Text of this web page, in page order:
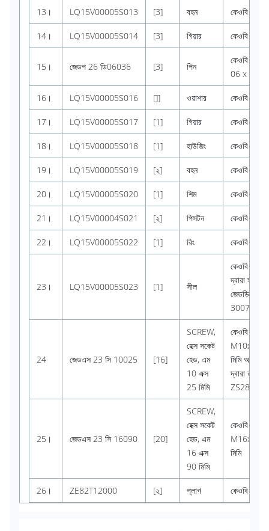
13। LQ15V00005S013 [3] বহন কেওবি
14। LQ15V00005S014 [3] গিয়ার কেওবি
15। জেডপ 26 ডি06036 [3] পিন
কেওবি
06 x 36
16। LQ15V00005S016 []] ওয়াশার কেওবি
17। LQ15V00005S017 [1] গিয়ার কেওবি
18। LQ15V00005S018 [1] হাউজিং কেওবি
19। LQ15V00005S019 [২] বহন কেওবি
20। LQ15V00005S020 [1] শিম কেওবি
21। LQ15V00004S021 [২] পিসটন কেওবি
22। LQ15V00005S022 [1] রিং কেওবি
23। LQ15V00005S023 [1] সীল
কেওবি
দ্বারা সজ্জিত
জেডডি 58
300740
24 জেডএস 23 সি 10025 [16]
SCREW,
হেক্স সকেট
হেড, এম
10 এক্স
25 মিমি
কেওবি
মিমি অংশ
দ্বারা তদারক
25। জেডএস 23 সি 16090 [20]
SCREW,
হেক্স সকেট
হেড, এম
16 ​​এক্স
90 মিমি
কেওবি
মিমি
26। ZE82T12000 [২] প্লাগ কেওবি